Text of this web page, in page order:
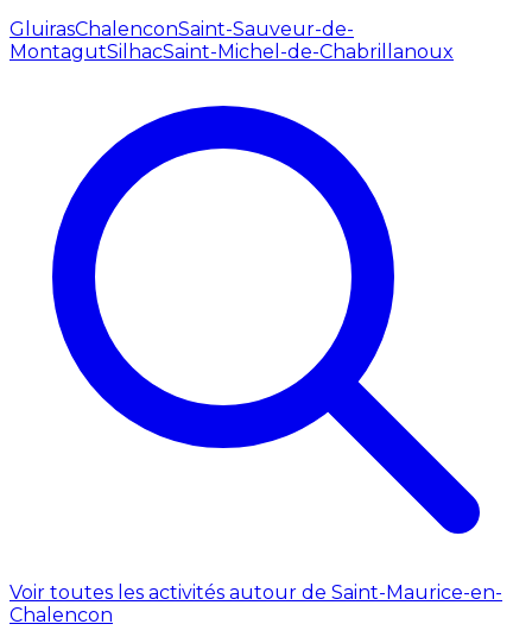
GluirasChalenconSaint-Sauveur-de-
MontagutSilhacSaint-Michel-de-Chabrillanoux
Voir toutes les activités autour de Saint-Maurice-en-
Chalencon